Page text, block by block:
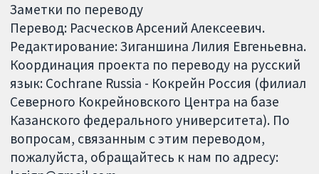
Заметки по переводу
Перевод: Расческов Арсений Алексеевич.
Редактирование: Зиганшина Лилия Евгеньевна.
Координация проекта по переводу на русский
язык: Cochrane Russia - Кокрейн Россия (филиал
Северного Кокрейновского Центра на базе
Казанского федерального университета). По
вопросам, связанным с этим переводом,
пожалуйста, обращайтесь к нам по адресу: